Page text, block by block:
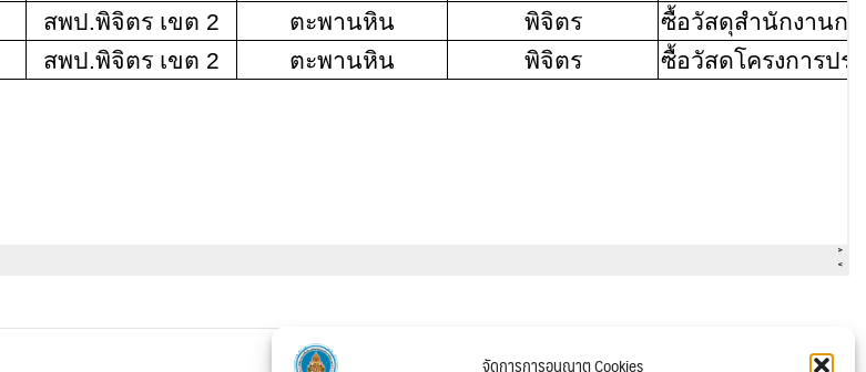
จัดการการอนุญาต Cookies